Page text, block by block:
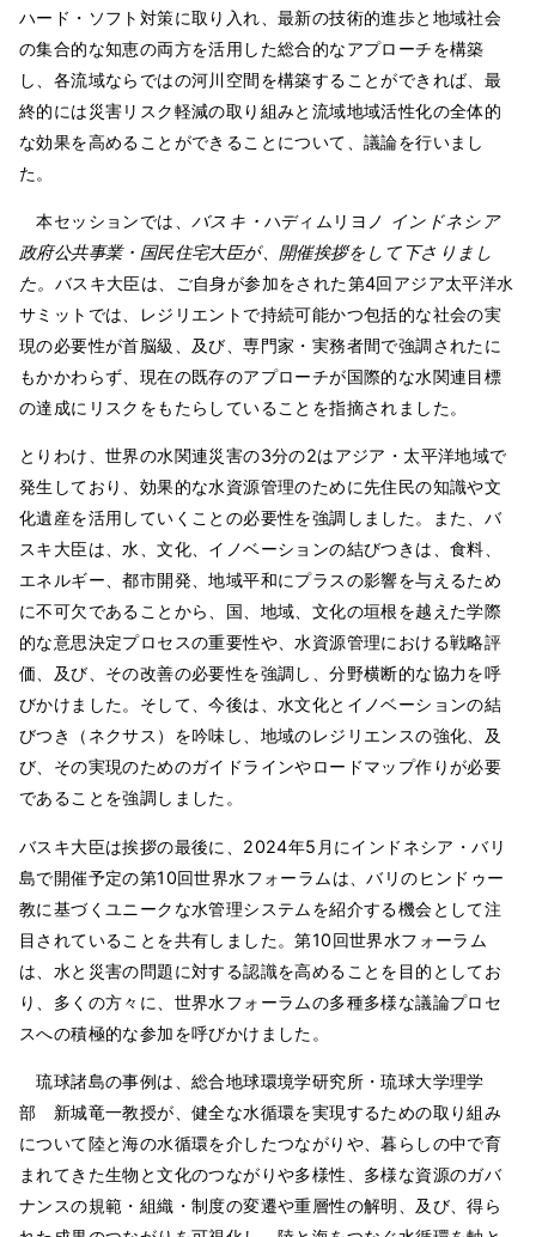
ハード・ソフト対策に取り入れ、最新の技術的進歩と地域社会
の集合的な知恵の両方を活用した総合的なアプローチを構築
し、各流域ならではの河川空間を構築することができれば、最
終的には災害リスク軽減の取り組みと流域地域活性化の全体的
な効果を高めることができることについて、議論を行いまし
た。
本セッションでは、 バスキ・ ハディムリヨノ インドネシア
政府公共事業・国民住宅大臣が、開催挨拶をして下さりまし
た。 バスキ大臣は、ご自身が参加をされた第4回アジア太平洋水
サミットでは、レジリエントで持続可能かつ包括的な社会の実
現の必要性が首脳級、及び、専門家・実務者間で強調されたに
もかかわらず、現在の既存のアプローチが国際的な水関連目標
の達成にリスクをもたらしていることを指摘されました。
とりわけ、世界の水関連災害の3分の2はアジア・太平洋地域で
発生しており、効果的な水資源管理のために先住民の知識や文
化遺産を活用していくことの必要性を強調しました。また、バ
スキ大臣は、水、文化、イノベーションの結びつきは、食料、
エネルギー、都市開発、地域平和にプラスの影響を与えるため
に不可欠であることから、国、地域、文化の垣根を越えた学際
的な意思決定プロセスの重要性や、水資源管理における戦略評
価、及び、その改善の必要性を強調し、分野横断的な協力を呼
びかけました。そして、今後は、水文化とイノベーションの結
びつき（ネクサス）を吟味し、地域のレジリエンスの強化、及
び、その実現のためのガイドラインやロードマップ作りが必要
であることを強調しました。
バスキ大臣は挨拶の最後に、2024年5月にインドネシア・バリ
島で開催予定の第10回世界水フォーラムは、バリのヒンドゥー
教に基づくユニークな水管理システムを紹介する機会として注
目されていることを共有しました。第10回世界水フォーラム
は、水と災害の問題に対する認識を高めることを目的としてお
り、多くの方々に、世界水フォーラムの多種多様な議論プロセ
スへの積極的な参加を呼びかけました。
琉球諸島の事例は、総合地球環境学研究所・琉球大学理学
部 新城竜一教授が、健全な水循環を実現するための取り組み
について陸と海の水循環を介したつながりや、暮らしの中で育
まれてきた生物と文化のつながりや多様性、多様な資源のガバ
ナンスの規範・組織・制度の変遷や重層性の解明、及び、得ら